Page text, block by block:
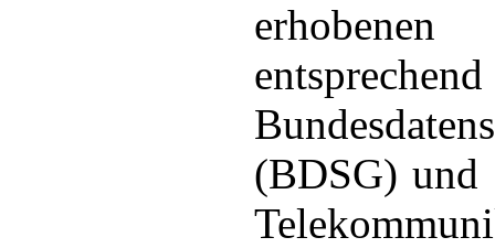
(BDSG) und